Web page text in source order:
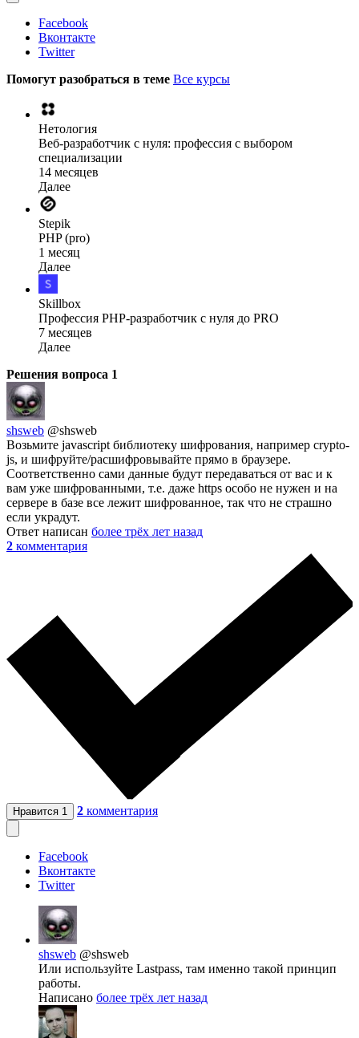
Facebook
Вконтакте
Twitter
Помогут разобраться в теме Все курсы
Нетология
Веб-разработчик с нуля: профессия с выбором
специализации
14 месяцев
Далее
Stepik
PHP (pro)
1 месяц
Далее
Skillbox
Профессия PHP-разработчик с нуля до PRO
7 месяцев
Далее
Решения вопроса 1
shsweb @shsweb
Возьмите javascript библиотеку шифрования, например crypto-
js, и шифруйте/расшифровывайте прямо в браузере.
Соответственно сами данные будут передаваться от вас и к
вам уже шифрованными, т.е. даже https особо не нужен и на
сервере в базе все лежит шифрованное, так что не страшно
если украдут.
Ответ написан более трёх лет назад
2 комментария
Нравится 1 2 комментария
Facebook
Вконтакте
Twitter
shsweb @shsweb
Или используйте Lastpass, там именно такой принцип
работы.
Написано более трёх лет назад